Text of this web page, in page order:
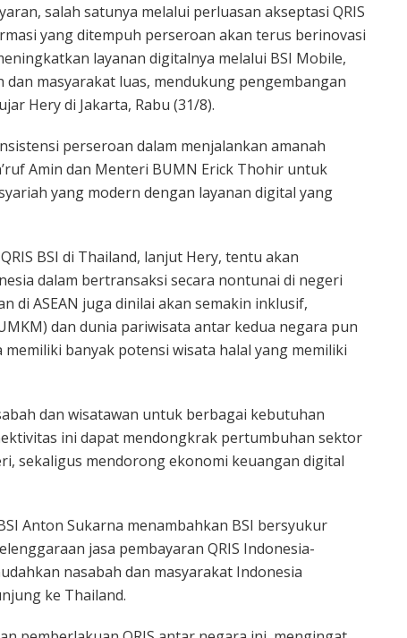
salah satunya melalui perluasan akseptasi QRIS
yang ditempuh perseroan akan terus berinovasi
layanan digitalnya melalui BSI Mobile,
masyarakat luas, mendukung pengembangan
Hery di Jakarta, Rabu (31/8).
perseroan dalam menjalankan amanah
Amin dan Menteri BUMN Erick Thohir untuk
yang modern dengan layanan digital yang
BSI di Thailand, lanjut Hery, tentu akan
dalam bertransaksi secara nontunai di negeri
di ASEAN juga dinilai akan semakin inklusif,
dan dunia pariwisata antar kedua negara pun
banyak potensi wisata halal yang memiliki
dan wisatawan untuk berbagai kebutuhan
ini dapat mendongkrak pertumbuhan sektor
sekaligus mendorong ekonomi keuangan digital
Anton Sukarna menambahkan BSI bersyukur
jasa pembayaran QRIS Indonesia-
nasabah dan masyarakat Indonesia
ke Thailand.